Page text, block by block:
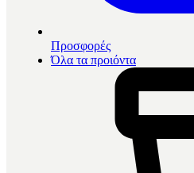
Προσφορές
Όλα τα προιόντα